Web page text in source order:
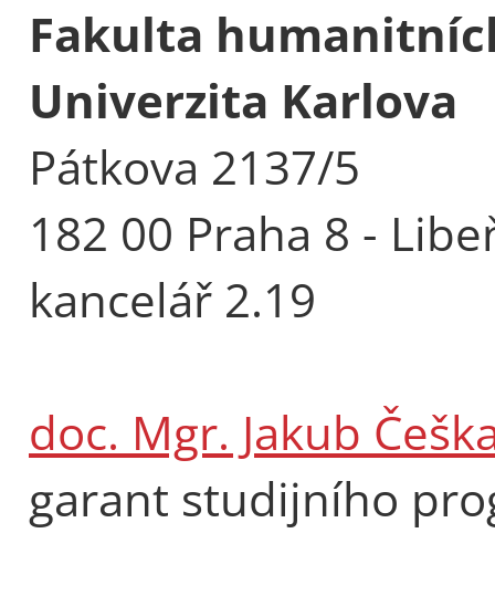
Fakulta
Univerzita Karlova
Pátkova 2137/5
182 00 Praha 8 -
kancelář 2.19
doc. Mgr. Jakub
garant studijního